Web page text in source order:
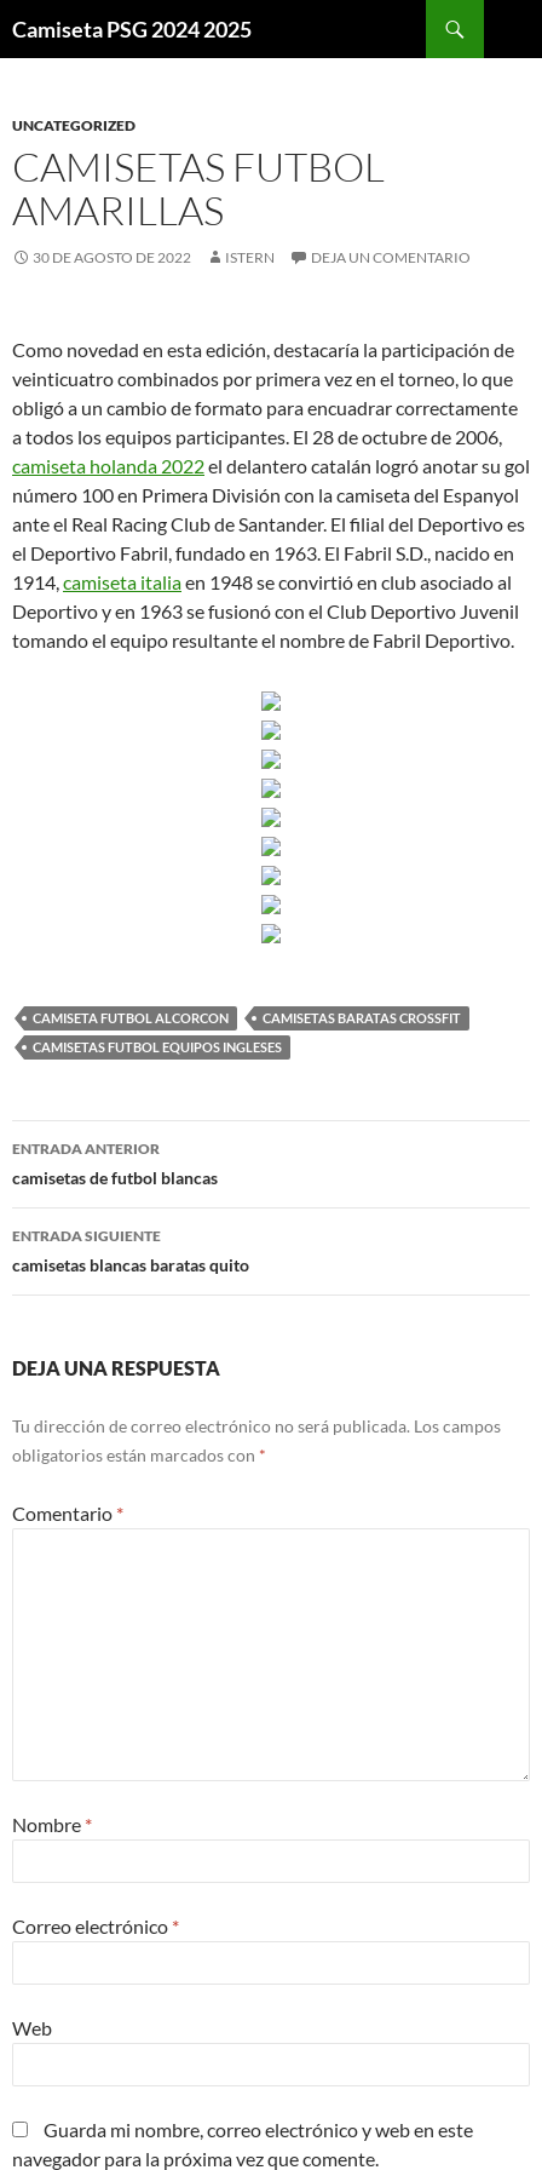
Camiseta PSG 2024 2025
UNCATEGORIZED
CAMISETAS FUTBOL
AMARILLAS
30 DE AGOSTO DE 2022 ISTERN DEJA UN COMENTARIO
Como novedad en esta edición, destacaría la participación de
veinticuatro combinados por primera vez en el torneo, lo que
obligó a un cambio de formato para encuadrar correctamente
a todos los equipos participantes. El 28 de octubre de 2006,
camiseta holanda 2022el delantero catalán logró anotar su gol
número 100 en Primera División con la camiseta del Espanyol
ante el Real Racing Club de Santander. El filial del Deportivo es
el Deportivo Fabril, fundado en 1963. El Fabril S.D., nacido en
1914,camiseta italiaen 1948 se convirtió en club asociado al
Deportivo y en 1963 se fusionó con el Club Deportivo Juvenil
tomando el equipo resultante el nombre de Fabril Deportivo.
CAMISETA FUTBOL ALCORCON
CAMISETAS BARATAS CROSSFIT
CAMISETAS FUTBOL EQUIPOS INGLESES
Navegación
de
entradas
ENTRADA ANTERIOR
camisetas de futbol blancas
ENTRADA SIGUIENTE
camisetas blancas baratas quito
DEJA UNA RESPUESTA
Tu dirección de correo electrónico no será publicada. Los campos
obligatorios están marcados con *
Comentario *
Nombre *
Correo electrónico *
Web
Guarda mi nombre, correo electrónico y web en este
navegador para la próxima vez que comente.